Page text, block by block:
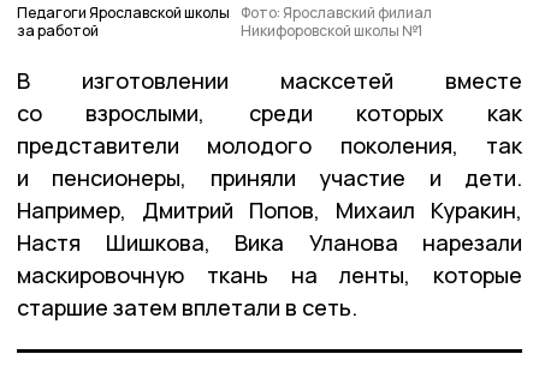
Педагоги Ярославской школы
за работой
Фото: Ярославский филиал
Никифоровской школы №1
В изготовлении масксетей вместе
со взрослыми, среди которых как
представители молодого поколения, так
и пенсионеры, приняли участие и дети.
Например, Дмитрий Попов, Михаил Куракин,
Настя Шишкова, Вика Уланова нарезали
маскировочную ткань на ленты, которые
старшие затем вплетали в сеть.